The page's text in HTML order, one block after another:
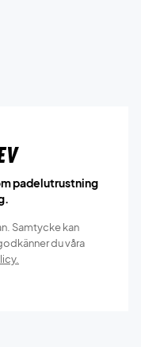
padelutrustning
Samtycke kan
du våra